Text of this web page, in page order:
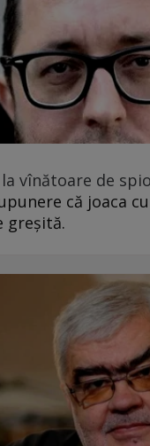
vînătoare de
că joaca
greșită.